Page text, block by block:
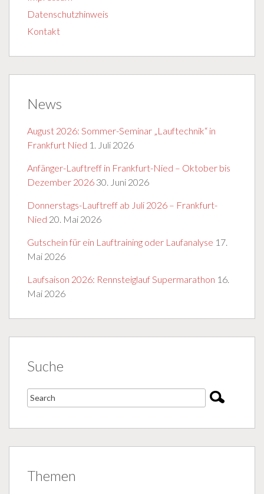
Datenschutzhinweis
Kontakt
News
August 2026: Sommer-Seminar „Lauftechnik“ in
Frankfurt Nied 1. Juli 2026
Anfänger-Lauftreff in Frankfurt-Nied – Oktober bis
Dezember 2026 30. Juni 2026
Donnerstags-Lauftreff ab Juli 2026 – Frankfurt-
Nied 20. Mai 2026
Gutschein für ein Lauftraining oder Laufanalyse 17.
Mai 2026
Laufsaison 2026: Rennsteiglauf Supermarathon 16.
Mai 2026
Suche
Themen